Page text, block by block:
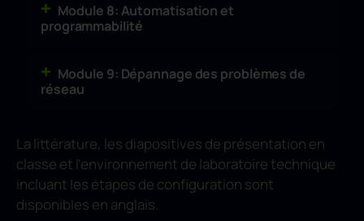
Module 8: Automatisation et
programmabilité
Module 9: Dépannage des problèmes de
réseau
La littérature, les diapositives de présentation en
classe et l’environnement de laboratoire technique
incluant les étapes de configuration sont
disponibles en anglais.